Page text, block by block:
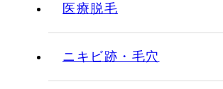
医療脱毛
ニキビ跡・毛穴